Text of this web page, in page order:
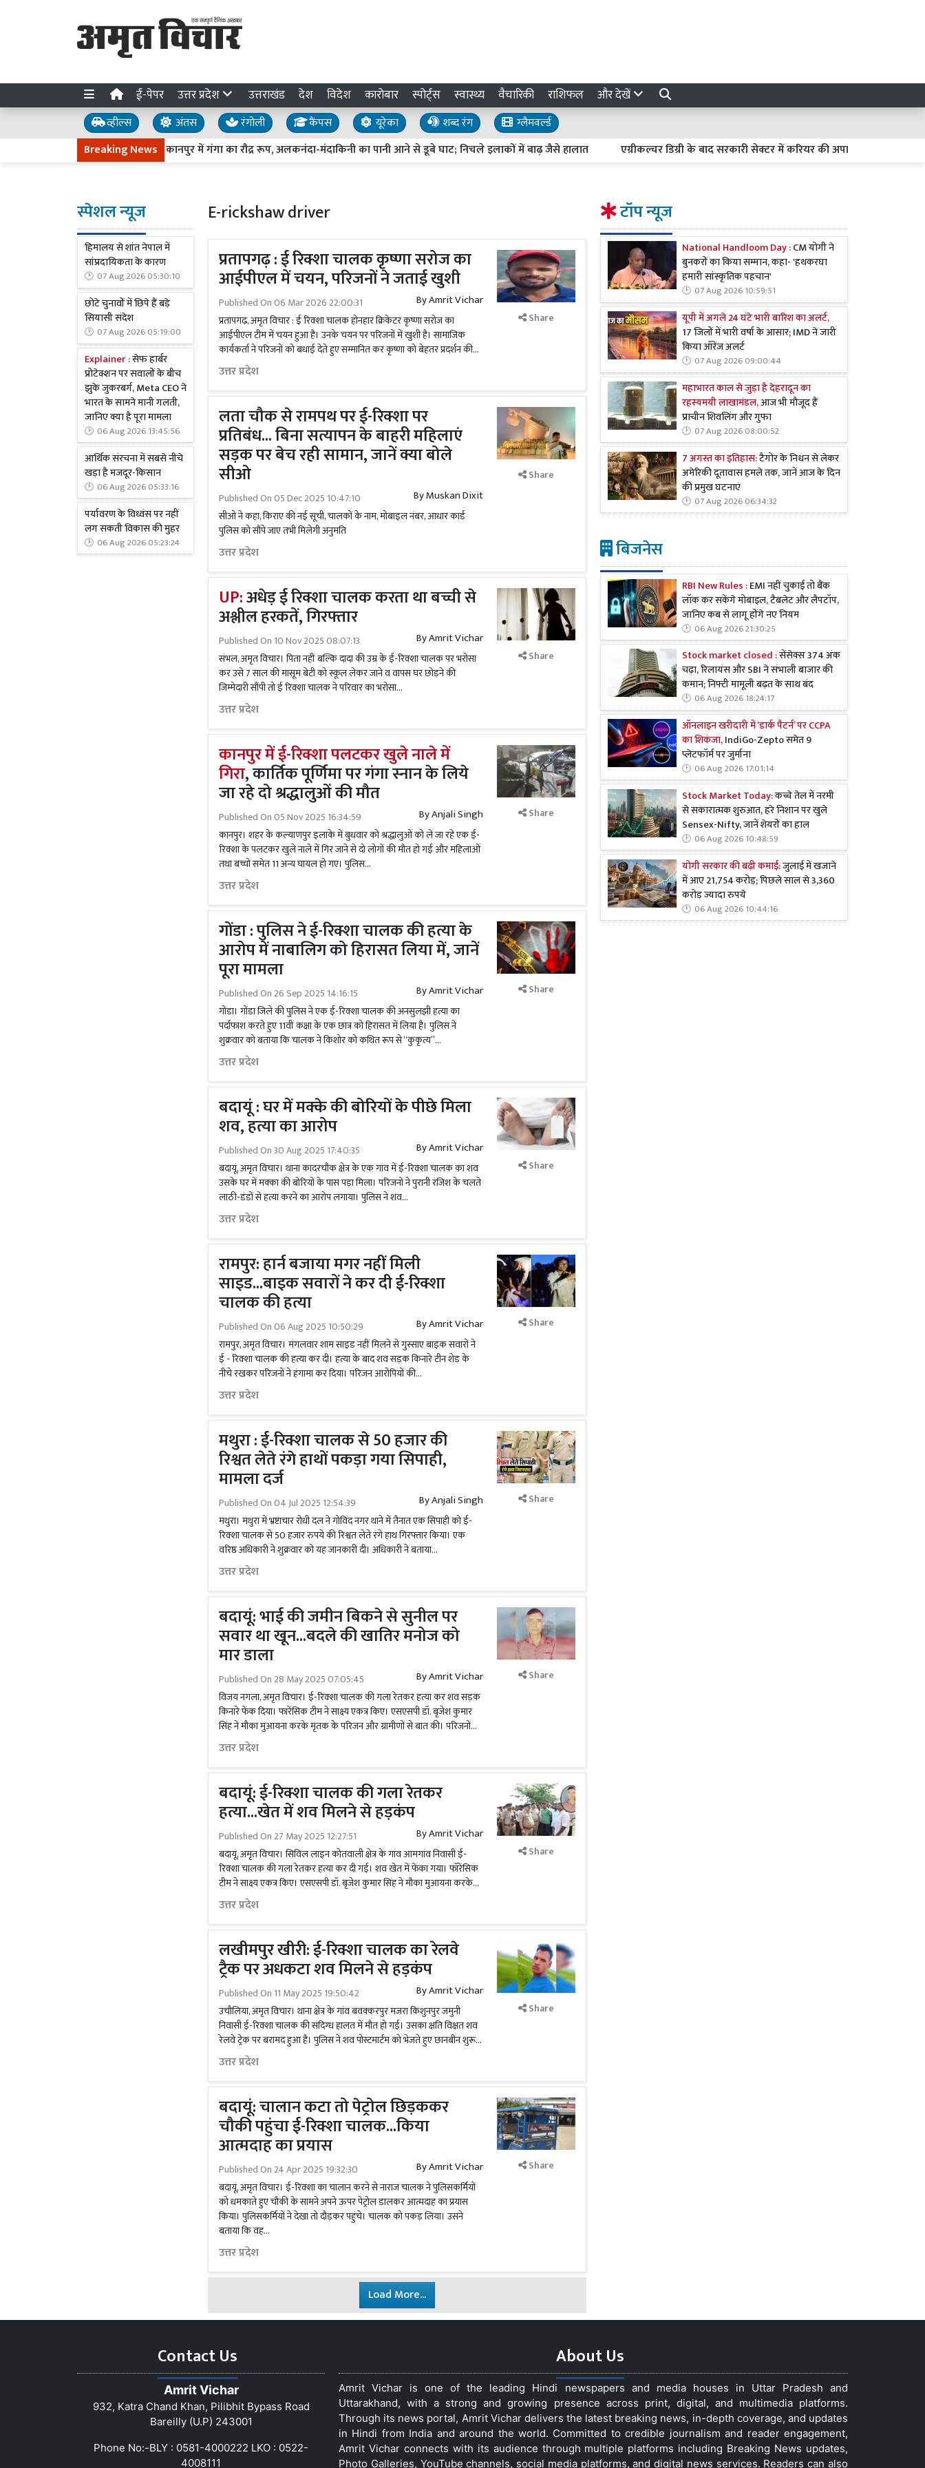
ई-पेपर उत्तर प्रदेश उत्तराखंड देश विदेश कारोबार स्पोर्ट्स स्वास्थ्य वैचारिकी राशिफल और देखें
व्हील्स अंतस रंगोली कैंपस यूरेका शब्द रंग
ग्लैमवर्ल्ड
Breaking Newsकानपुर में गंगा का रौद्र रूप, अलकनंदा-मंदाकिनी का पानी आने से डूबे घाट; निचले इलाकों में बाढ़ जैसे हालात एग्रीकल्चर डिग्री के बाद सरकारी सेक्टर में करियर की अपार संभावनाएं
स्पेशल न्यूज
हिमालय से शांत नेपाल में
सांप्रदायिकता के कारण
07 Aug 2026 05:30:10
छोटे चुनावों में छिपे हैं बड़े
सियासी संदेश
07 Aug 2026 05:19:00
Explainer :सेफ हार्बर
प्रोटेक्शन पर सवालों के बीच
झुके जुकरबर्ग, Meta CEO ने
भारत के सामने मानी गलती,
जानिए क्या है पूरा मामला
06 Aug 2026 13:45:56
आर्थिक संरचना में सबसे नीचे
खड़ा है मजदूर-किसान
06 Aug 2026 05:33:16
पर्यावरण के विध्वंस पर नहीं
लग सकती विकास की मुहर
06 Aug 2026 05:23:24
E-rickshaw driver
प्रतापगढ़ : ई रिक्शा चालक कृष्णा सरोज का
आईपीएल में चयन, परिजनों ने जताई खुशी
Published On06 Mar 2026 22:00:31 ByAmrit Vichar
प्रतापगढ़, अमृत विचार : ई रिक्शा चालक होनहार क्रिकेटर कृष्णा सरोज का
आईपीएल टीम में चयन हुआ है। उनके चयन पर परिजनों में खुशी है। सामाजिक
कार्यकर्ता ने परिजनों को बधाई देते हुए सम्मानित कर कृष्णा को बेहतर प्रदर्शन की...
उत्तर प्रदेश
Share
लता चौक से रामपथ पर ई-रिक्शा पर
प्रतिबंध... बिना सत्यापन के बाहरी महिलाएं
सड़क पर बेच रही सामान, जानें क्या बोले
सीओ
Published On05 Dec 2025 10:47:10 ByMuskan Dixit
सीओ ने कहा, किराए की नई सूची, चालकों के नाम, मोबाइल नंबर, आधार कार्ड
पुलिस को सौंपे जाए तभी मिलेगी अनुमति
उत्तर प्रदेश
Share
UP:अधेड़ ई रिक्शा चालक करता था बच्ची से
अश्लील हरकतें, गिरफ्तार
Published On 10 Nov 2025 08:07:13 ByAmrit Vichar
संभल, अमृत विचार। पिता नहीं बल्कि दादा की उम्र के ई-रिक्शा चालक पर भरोसा
कर उसे 7 साल की मासूम बेटी को स्कूल लेकर जाने व वापस घर छोड़ने की
जिम्मेदारी सौंपी तो ई रिक्शा चालक ने परिवार का भरोसा...
उत्तर प्रदेश
Share
कानपुर में ई-रिक्शा पलटकर खुले नाले में
गिरा, कार्तिक पूर्णिमा पर गंगा स्नान के लिये
जा रहे दो श्रद्धालुओं की मौत
Published On05 Nov 2025 16:34:59 ByAnjali Singh
कानपुर। शहर के कल्याणपुर इलाके में बुधवार को श्रद्धालुओं को ले जा रहे एक ई-
रिक्शा के पलटकर खुले नाले में गिर जाने से दो लोगों की मौत हो गई और महिलाओं
तथा बच्चों समेत 11 अन्य घायल हो गए। पुलिस...
उत्तर प्रदेश
Share
गोंडा : पुलिस ने ई-रिक्शा चालक की हत्या के
आरोप में नाबालिग को हिरासत लिया में, जानें
पूरा मामला
Published On 26 Sep 2025 14:16:15 ByAmrit Vichar
गोंडा। गोंडा जिले की पुलिस ने एक ई-रिक्शा चालक की अनसुलझी हत्या का
पर्दाफाश करते हुए 11वीं कक्षा के एक छात्र को हिरासत में लिया है। पुलिस ने
शुक्रवार को बताया कि चालक ने किशोर को कथित रूप से ‘‘कुकृत्य’’...
उत्तर प्रदेश
Share
बदायूं : घर में मक्के की बोरियों के पीछे मिला
शव, हत्या का आरोप
Published On30 Aug 2025 17:40:35 ByAmrit Vichar
बदायूं, अमृत विचार। थाना कादरचौक क्षेत्र के एक गांव में ई-रिक्शा चालक का शव
उसके घर में मक्का की बोरियों के पास पड़ा मिला। परिजनों ने पुरानी रंजिश के चलते
लाठी-डंडों से हत्या करने का आरोप लगाया। पुलिस ने शव...
उत्तर प्रदेश
Share
रामपुर: हार्न बजाया मगर नहीं मिली
साइड...बाइक सवारों ने कर दी ई-रिक्शा
चालक की हत्या
Published On06 Aug 2025 10:50:29 ByAmrit Vichar
रामपुर, अमृत विचार। मंगलवार शाम साइड नहीं मिलने से गुस्साए बाइक सवारों ने
ई - रिक्शा चालक की हत्या कर दी। हत्या के बाद शव सड़क किनारे टीन शेड के
नीचे रखकर परिजनों ने हंगामा कर दिया। परिजन आरोपियों की...
उत्तर प्रदेश
Share
मथुरा : ई-रिक्शा चालक से 50 हजार की
रिश्वत लेते रंगे हाथों पकड़ा गया सिपाही,
मामला दर्ज
Published On04 Jul 2025 12:54:39 ByAnjali Singh
मथुरा। मथुरा में भ्रष्टाचार रोधी दल ने गोविंद नगर थाने में तैनात एक सिपाही को ई-
रिक्शा चालक से 50 हजार रुपये की रिश्वत लेते रंगे हाथ गिरफ्तार किया। एक
वरिष्ठ अधिकारी ने शुक्रवार को यह जानकारी दी। अधिकारी ने बताया...
उत्तर प्रदेश
Share
बदायूं: भाई की जमीन बिकने से सुनील पर
सवार था खून...बदले की खातिर मनोज को
मार डाला
Published On 28 May 2025 07:05:45 ByAmrit Vichar
विजय नगला, अमृत विचार। ई-रिक्शा चालक की गला रेतकर हत्या कर शव सड़क
किनारे फेंक दिया। फारेंसिक टीम ने साक्ष्य एकत्र किए। एसएसपी डॉ. बृजेश कुमार
सिंह ने मौका मुआयना करके मृतक के परिजन और ग्रामीणों से बात की। परिजनों...
उत्तर प्रदेश
Share
बदायूं: ई-रिक्शा चालक की गला रेतकर
हत्या...खेत में शव मिलने से हड़कंप
Published On 27 May 2025 12:27:51 ByAmrit Vichar
बदायूं, अमृत विचार। सिविल लाइन कोतवाली क्षेत्र के गांव आमगांव निवासी ई-
रिक्शा चालक की गला रेतकर हत्या कर दी गई। शव खेत में फेंका गया। फॉरेंसिक
टीम ने साक्ष्य एकत्र किए। एसएसपी डॉ. बृजेश कुमार सिंह ने मौका मुआयना करके...
उत्तर प्रदेश
Share
लखीमपुर खीरी: ई-रिक्शा चालक का रेलवे
ट्रैक पर अधकटा शव मिलने से हड़कंप
Published On 11 May 2025 19:50:42 ByAmrit Vichar
उचौलिया, अमृत विचार। थाना क्षेत्र के गांव बवक्करपुर मजरा किशुनपुर जमुनी
निवासी ई-रिक्शा चालक की संदिग्ध हालत में मौत हो गई। उसका क्षति विक्षत शव
रेलवे ट्रेक पर बरामद हुआ है। पुलिस ने शव पोस्टमार्टम को भेजते हुए छानबीन शुरू...
उत्तर प्रदेश
Share
बदायूं: चालान कटा तो पेट्रोल छिड़ककर
चौकी पहुंचा ई-रिक्शा चालक...किया
आत्मदाह का प्रयास
Published On 24 Apr 2025 19:32:30 ByAmrit Vichar
बदायूं, अमृत विचार। ई-रिक्शा का चालान करने से नाराज चालक ने पुलिसकर्मियों
को धमकाते हुए चौकी के सामने अपने ऊपर पेट्रोल डालकर आत्मदाह का प्रयास
किया। पुलिसकर्मियों ने देखा तो दौड़कर पहुंचे। चालक को पकड़ लिया। उसने
बताया कि वह...
उत्तर प्रदेश
Share
Load More...
टॉप न्यूज
National Handloom Day :CM योगी ने
बुनकरों का किया सम्मान, कहा- 'हथकरघा
हमारी सांस्कृतिक पहचान'
07 Aug 2026 10:59:51
यूपी में अगले 24 घंटे भारी बारिश का अलर्ट,
17 जिलों में भारी वर्षा के आसार; IMD ने जारी
किया ऑरेंज अलर्ट
07 Aug 2026 09:00:44
महाभारत काल से जुड़ा है देहरादून का
रहस्यमयी लाखामंडल,आज भी मौजूद हैं
प्राचीन शिवलिंग और गुफा
07 Aug 2026 08:00:52
7 अगस्त का इतिहास:टैगोर के निधन से लेकर
अमेरिकी दूतावास हमले तक, जानें आज के दिन
की प्रमुख घटनाएं
07 Aug 2026 06:34:32
बिजनेस
RBI New Rules :EMI नहीं चुकाई तो बैंक
लॉक कर सकेंगे मोबाइल, टैबलेट और लैपटॉप,
जानिए कब से लागू होंगे नए नियम
06 Aug 2026 21:30:25
Stock market closed :सेंसेक्स 374 अंक
चढ़ा, रिलायंस और SBI ने संभाली बाजार की
कमान; निफ्टी मामूली बढ़त के साथ बंद
06 Aug 2026 18:24:17
ऑनलाइन खरीदारी में ‘डार्क पैटर्न’ पर CCPA
का शिकंजा,IndiGo-Zepto समेत 9
प्लेटफॉर्म पर जुर्माना
06 Aug 2026 17:01:14
Stock Market Today:कच्चे तेल में नरमी
से सकारात्मक शुरुआत, हरे निशान पर खुले
Sensex-Nifty, जानें शेयरों का हाल
06 Aug 2026 10:48:59
योगी सरकार की बढ़ी कमाई:जुलाई में खजाने
में आए 21,754 करोड़; पिछले साल से 3,360
करोड़ ज्यादा रुपये
06 Aug 2026 10:44:16
Contact Us
Amrit Vichar
932, Katra Chand Khan, Pilibhit Bypass Road
Bareilly (U.P) 243001
Phone No:-BLY : 0581-4000222 LKO : 0522-
4008111
About Us
Amrit Vichar is one of the leading Hindi newspapers and media houses in Uttar Pradesh and
Uttarakhand, with a strong and growing presence across print, digital, and multimedia platforms.
Through its news portal, Amrit Vichar delivers the latest breaking news, in-depth coverage, and updates
in Hindi from India and around the world. Committed to credible journalism and reader engagement,
Amrit Vichar connects with its audience through multiple platforms including Breaking News updates,
Photo Galleries, YouTube channels, social media platforms, and digital news services. Readers can also